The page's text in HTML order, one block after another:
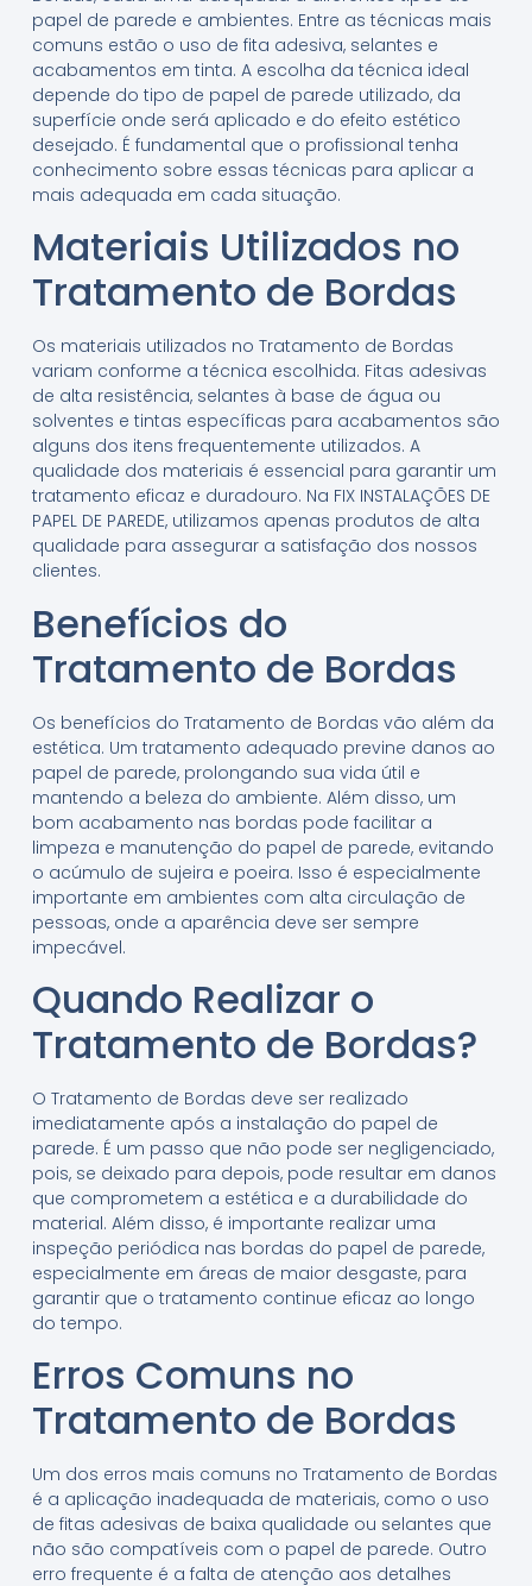
papel de parede e ambientes. Entre as técnicas mais
comuns estão o uso de fita adesiva, selantes e
acabamentos em tinta. A escolha da técnica ideal
depende do tipo de papel de parede utilizado, da
superfície onde será aplicado e do efeito estético
desejado. É fundamental que o profissional tenha
conhecimento sobre essas técnicas para aplicar a
mais adequada em cada situação.
Materiais Utilizados no
Tratamento de Bordas
Os materiais utilizados no Tratamento de Bordas
variam conforme a técnica escolhida. Fitas adesivas
de alta resistência, selantes à base de água ou
solventes e tintas específicas para acabamentos são
alguns dos itens frequentemente utilizados. A
qualidade dos materiais é essencial para garantir um
tratamento eficaz e duradouro. Na FIX INSTALAÇÕES DE
PAPEL DE PAREDE, utilizamos apenas produtos de alta
qualidade para assegurar a satisfação dos nossos
clientes.
Benefícios do
Tratamento de Bordas
Os benefícios do Tratamento de Bordas vão além da
estética. Um tratamento adequado previne danos ao
papel de parede, prolongando sua vida útil e
mantendo a beleza do ambiente. Além disso, um
bom acabamento nas bordas pode facilitar a
limpeza e manutenção do papel de parede, evitando
o acúmulo de sujeira e poeira. Isso é especialmente
importante em ambientes com alta circulação de
pessoas, onde a aparência deve ser sempre
impecável.
Quando Realizar o
Tratamento de Bordas?
O Tratamento de Bordas deve ser realizado
imediatamente após a instalação do papel de
parede. É um passo que não pode ser negligenciado,
pois, se deixado para depois, pode resultar em danos
que comprometem a estética e a durabilidade do
material. Além disso, é importante realizar uma
inspeção periódica nas bordas do papel de parede,
especialmente em áreas de maior desgaste, para
garantir que o tratamento continue eficaz ao longo
do tempo.
Erros Comuns no
Tratamento de Bordas
Um dos erros mais comuns no Tratamento de Bordas
é a aplicação inadequada de materiais, como o uso
de fitas adesivas de baixa qualidade ou selantes que
não são compatíveis com o papel de parede. Outro
erro frequente é a falta de atenção aos detalhes